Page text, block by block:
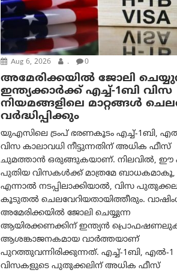
Aug 6, 2026 . 0
അമേരിക്കയില്‍ ജോലി
ഇന്ത്യക്കാർക്ക് എച്ച്-1ബി വിസ
നിയമങ്ങളിലെ മാറ്റങ്ങൾ
വർദ്ധിപ്പിക്കും
യുഎസിലെ ട്രംപ് ഭരണകൂടം എച്ച്-1ബി,
വിസ കാലാവധി നീട്ടുന്നതിന് അധിക ഫീസ്
ചുമത്താൻ ഒരുങ്ങുകയാണ്. നിലവിൽ, ഈ
പുതിയ വിസകൾക്ക് മാത്രമേ ബാധകമാകൂ,
എന്നാൽ നടപ്പിലാക്കിയാൽ, വിസ
കൂടുതൽ ചെലവേറിയതായിത്തീരും.
അമേരിക്കയില്‍ ജോലി ചെയ്യുന്ന
ആയിരക്കണക്കിന് ഇന്ത്യൻ
ആശങ്കാജനകമായ വാർത്തയാണ്
പുറത്തുവന്നിരിക്കുന്നത്. എച്ച്-1ബി, എൽ-1
വിസകളുടെ പുതുക്കലിന് അധിക ഫീസ്